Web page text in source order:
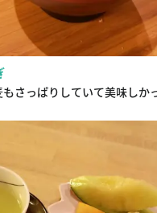
さっぱりしていて美味しか